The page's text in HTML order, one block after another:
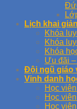
Lịch khai
Khóa
Khóa
Khóa
Ưu đãi
Đội ngũ giáo
Vinh danh
Học
Học
Học